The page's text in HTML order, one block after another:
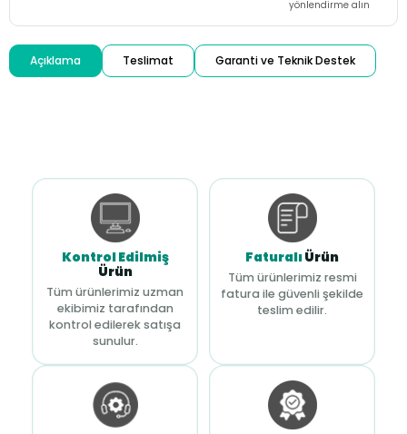
yönlendirme alın
Açıklama Teslimat Garanti ve Teknik Destek
Kontrol Edilmiş
Ürün
Tüm ürünlerimiz uzman
ekibimiz tarafından
kontrol edilerek satışa
sunulur.
FaturalıÜrün
Tüm ürünlerimiz resmi
fatura ile güvenli şekilde
teslim edilir.